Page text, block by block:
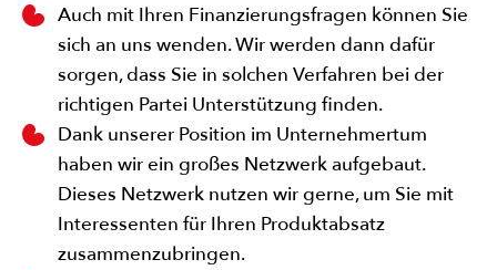
Auch mit Ihren Finanzierungsfragen können Sie
sich an uns wenden. Wir werden dann dafür
sorgen, dass Sie in solchen Verfahren bei der
richtigen Partei Unterstützung finden.
Dank unserer Position im Unternehmertum
haben wir ein großes Netzwerk aufgebaut.
Dieses Netzwerk nutzen wir gerne, um Sie mit
Interessenten für Ihren Produktabsatz
zusammenzubringen.